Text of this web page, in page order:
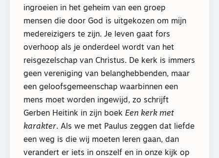
ingroeien in het geheim van een groep
mensen die door God is uitgekozen om mijn
medereizigers te zijn. Je leven gaat fors
overhoop als je onderdeel wordt van het
reisgezelschap van Christus. De kerk is immers
geen vereniging van belanghebbenden, maar
een geloofsgemeenschap waarbinnen een
mens moet worden ingewijd, zo schrijft
Gerben Heitink in zijn boek Een kerk met
karakter. Als we met Paulus zeggen dat liefde
een weg is die wij moeten leren gaan, dan
verandert er iets in onszelf en in onze kijk op